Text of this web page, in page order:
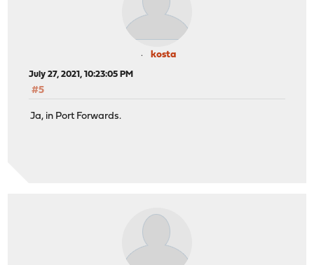
kosta
July 27, 2021, 10:23:05 PM
#5
Ja, in Port Forwards.